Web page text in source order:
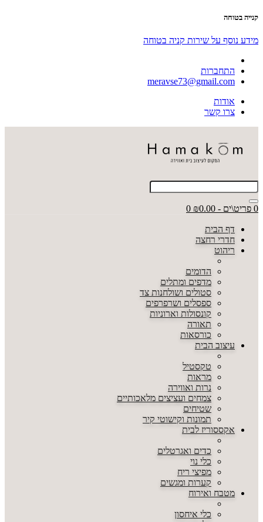
קנייה בטוחה
מידע נוסף על שירות קניה בטוחה
התחברות
meravse73@gmail.com
אודות
צרו קשר
0 פריט\ים - ₪0.00 0
דף הבית
חדרי רחצה
ריהוט
הדומים
מדפים ומתלים
סטולים ושולחנות צד
ספסלים ושרפרפים
קונסולות וארוניות
תאורה
כורסאות
עיצוב הבית
טקסטיל
מראות
נרות ואווירה
צמחים ועציצים מלאכותיים
שטיחים
תמונות וקישוטי קיר
אקססוריז לבית
כדים ואגרטלים
כלי נוי
מפיצי ריח
קערות ומגשים
מטבח ואירוח
כלי איחסון